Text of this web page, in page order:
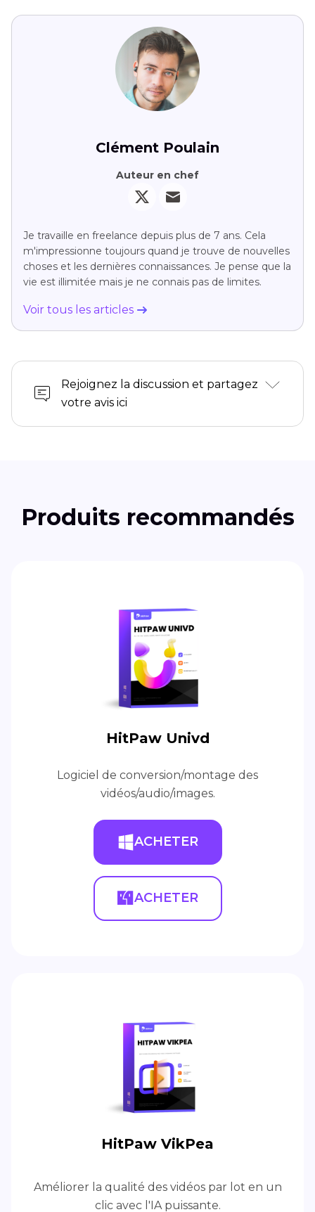
Clément Poulain
Auteur en chef
Je travaille en freelance depuis plus de 7 ans. Cela
m'impressionne toujours quand je trouve de nouvelles
choses et les dernières connaissances. Je pense que la
vie est illimitée mais je ne connais pas de limites.
Voir tous les articles
Rejoignez la discussion et partagez
votre avis ici
Produits recommandés
HitPaw Univd
Logiciel de conversion/montage des
vidéos/audio/images.
ACHETER
ACHETER
HitPaw VikPea
Améliorer la qualité des vidéos par lot en un
clic avec l'IA puissante.